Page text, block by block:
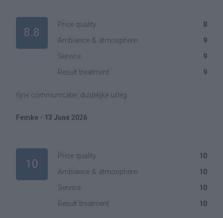
8.8
Price quality
8
Ambiance & atmosphere
9
Service
9
Result treatment
9
fijne communicatie, duidelijke uitleg
Femke - 13 June 2026
10
Price quality
10
Ambiance & atmosphere
10
Service
10
Result treatment
10